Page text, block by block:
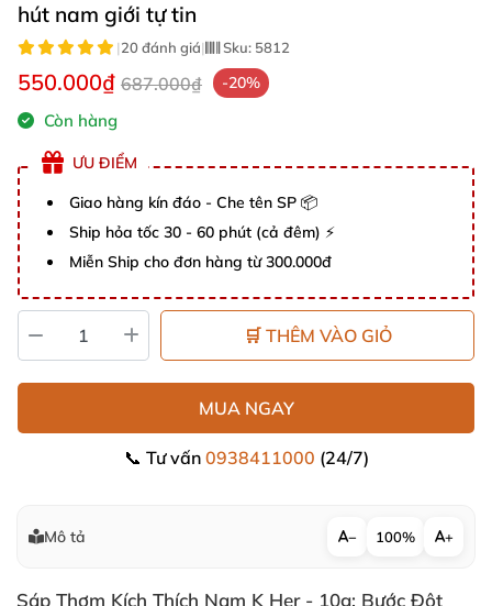
hút nam giới tự tin
|20 đánh giá| Sku: 5812
550.000₫ 687.000₫ -20%
Còn hàng
ƯU ĐIỂM
Giao hàng kín đáo - Che tên SP 📦
Ship hỏa tốc 30 - 60 phút (cả đêm) ⚡
Miễn Ship cho đơn hàng từ 300.000đ
🛒 THÊM VÀO GIỎ
MUA NGAY
📞 Tư vấn 0938411000 (24/7)
Mô tả − 100% +
Sáp Thơm Kích Thích Nam K Her - 10g: Bước Đột